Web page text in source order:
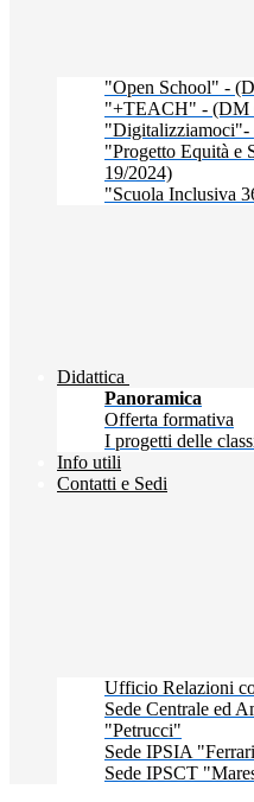
"Open School" -
"+TEACH" - (DM
"Digitalizziamoci"-
"Progetto Equità e
19/2024)
"Scuola Inclusiva
Didattica
Panoramica
Offerta formativa
I progetti delle
Info utili
Contatti e Sedi
Ufficio Relazioni
Sede Centrale ed
"Petrucci"
Sede IPSIA
Sede IPSCT